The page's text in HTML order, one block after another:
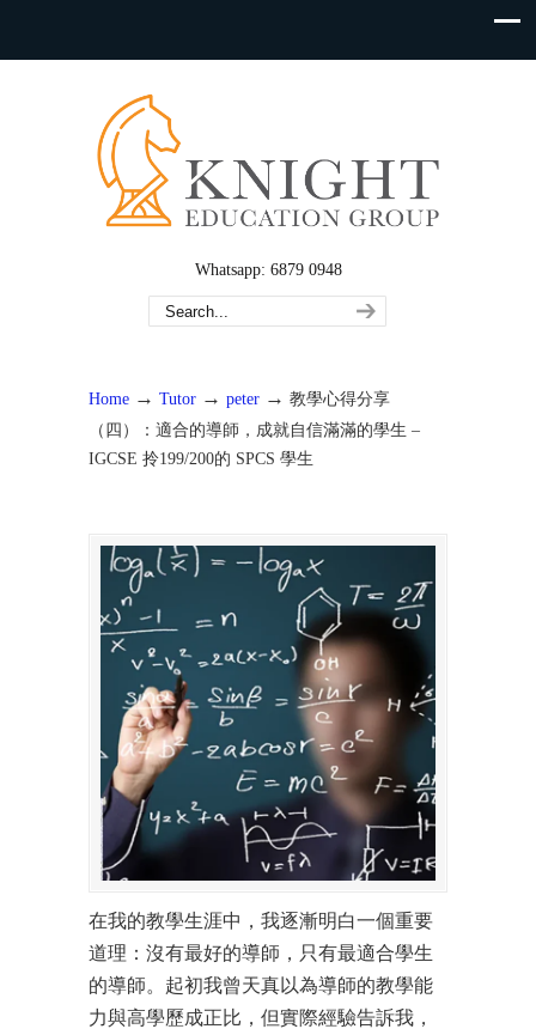
Whatsapp: 6879 0948
Home → Tutor → peter → 教學心得分享
（四）：適合的導師，成就自信滿滿的學生 –
IGCSE 拎199/200的 SPCS 學生
在我的教學生涯中，我逐漸明白一個重要
道理：沒有最好的導師，只有最適合學生
的導師。起初我曾天真以為導師的教學能
力與高學歷成正比，但實際經驗告訴我，